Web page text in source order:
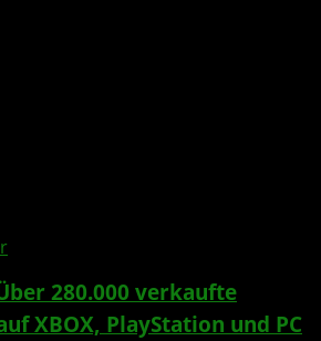
280.000 verkaufte
XBOX, PlayStation und PC